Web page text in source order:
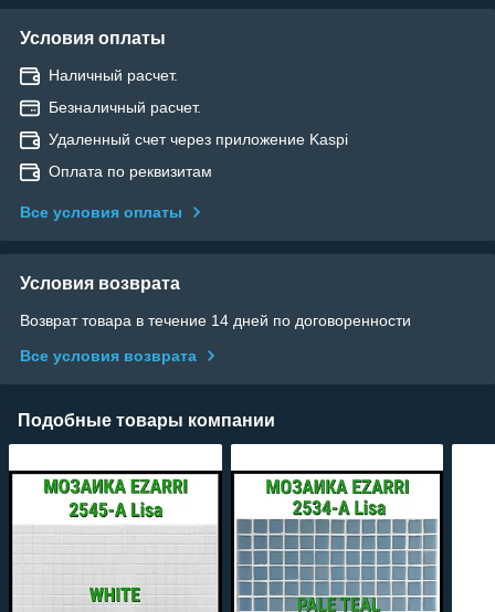
Условия оплаты
Наличный расчет.
Безналичный расчет.
Удаленный счет через приложение Kaspi
Оплата по реквизитам
Все условия оплаты
Условия возврата
Возврат товара в течение 14 дней по договоренности
Все условия возврата
Подобные товары компании